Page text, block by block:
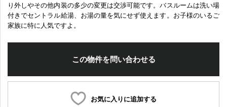
り外しやその他内装の多少の変更は交渉可能です。バスルームは洗い場
付きでセントラル給湯、お湯の量を気にせず使えます。お子様のいるご
家族に特に人気ですよ。
この物件を問い合わせる
お気に入りに追加する